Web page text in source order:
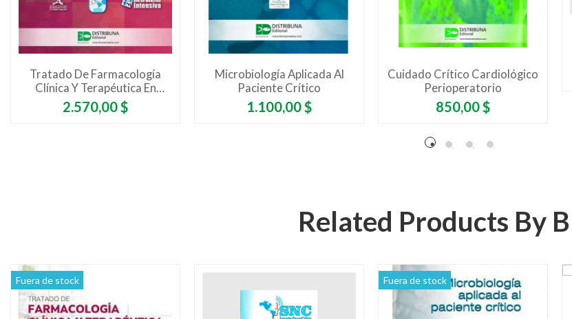
Tratado De Farmacología
Clínica Y Terapéutica En
Cuidados Críticos
Precio
2.570,00 $
Microbiología Aplicada Al
Paciente Crítico
Precio
1.100,00 $
Cuidado Crítico Cardiológico
Perioperatorio
Precio
850,00 $
Related Products By
Fuera de stock Fuera de stock